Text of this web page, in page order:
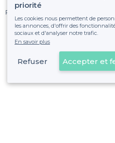
Pas de commissions et sans
fixe sans risque de
Référencer mon
Déjà
priorité
Les cookies nous permettent de
les annonces, d'offrir des
sociaux et d'analyser notre trafic.
En savoir plus
Refuser Accepter et